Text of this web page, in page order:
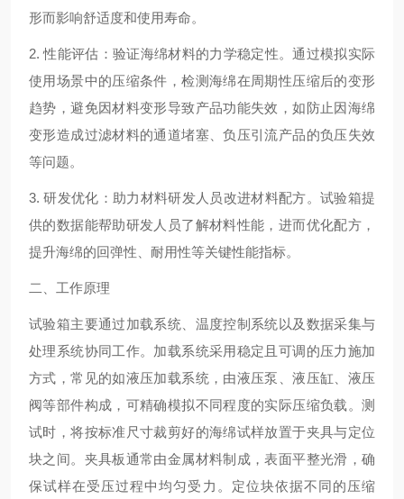
形而影响舒适度和使用寿命。
2. 性能评估：验证海绵材料的力学稳定性。通过模拟实际
使用场景中的压缩条件，检测海绵在周期性压缩后的变形
趋势，避免因材料变形导致产品功能失效，如防止因海绵
变形造成过滤材料的通道堵塞、负压引流产品的负压失效
等问题。
3. 研发优化：助力材料研发人员改进材料配方。试验箱提
供的数据能帮助研发人员了解材料性能，进而优化配方，
提升海绵的回弹性、耐用性等关键性能指标。
二、工作原理
试验箱主要通过加载系统、温度控制系统以及数据采集与
处理系统协同工作。加载系统采用稳定且可调的压力施加
方式，常见的如液压加载系统，由液压泵、液压缸、液压
阀等部件构成，可精确模拟不同程度的实际压缩负载。测
试时，将按标准尺寸裁剪好的海绵试样放置于夹具与定位
块之间。夹具板通常由金属材料制成，表面平整光滑，确
保试样在受压过程中均匀受力。定位块依据不同的压缩